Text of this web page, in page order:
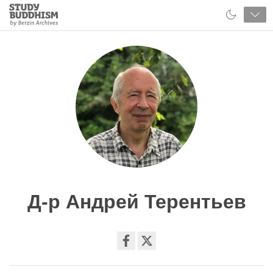
Close
Study
Buddhism
Д-р Андрей Терентьев